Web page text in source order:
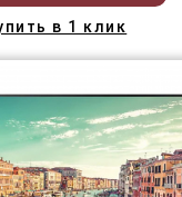
в 1 клик